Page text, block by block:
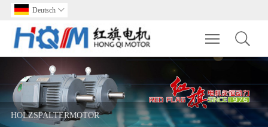
Deutsch 
Toggle
HOLZSPALTERMOTOR